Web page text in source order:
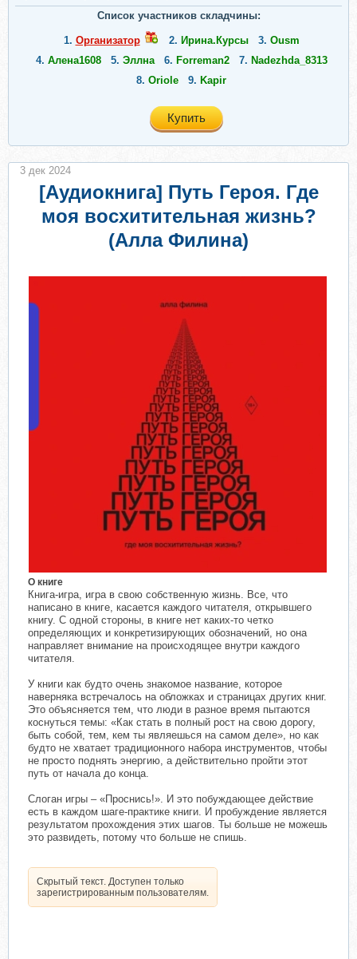
Список участников складчины:
1. Организатор 2. Ирина.Курсы 3. Ousm
4. Алена1608 5. Эллна 6. Forreman2 7. Nadezhda_8313
8. Oriole 9. Kapir
Купить
[Аудиокнига] Путь Героя. Где
моя восхитительная жизнь?
(Алла Филина)
О книге
Книга-игра, игра в свою собственную жизнь. Все, что
написано в книге, касается каждого читателя, открывшего
книгу. С одной стороны, в книге нет каких-то четко
определяющих и конкретизирующих обозначений, но она
направляет внимание на происходящее внутри каждого
читателя.
У книги как будто очень знакомое название, которое
наверняка встречалось на обложках и страницах других книг.
Это объясняется тем, что люди в разное время пытаются
коснуться темы: «Как стать в полный рост на свою дорогу,
быть собой, тем, кем ты являешься на самом деле», но как
будто не хватает традиционного набора инструментов, чтобы
не просто поднять энергию, а действительно пройти этот
путь от начала до конца.
Слоган игры – «Проснись!». И это побуждающее действие
есть в каждом шаге-практике книги. И пробуждение является
результатом прохождения этих шагов. Ты больше не можешь
это развидеть, потому что больше не спишь.
Скрытый текст. Доступен только
зарегистрированным пользователям.
3 дек 2024